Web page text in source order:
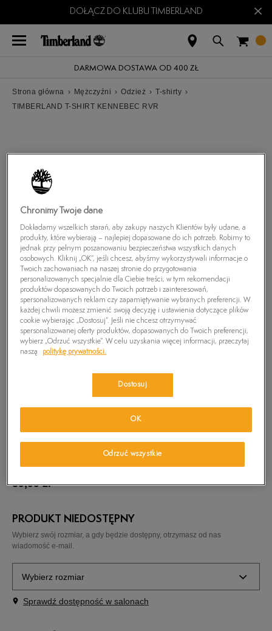
DOŁĄCZ DO KLUBU TIMBERLAND ×
DARMOWA DOSTAWA OD 400 ZŁ
Strona główna › Mężczyźni › Odzież › T-shirty ›
TIMBERLAND T-SHIRT KENNEBEC RVR
TIMBERLAND T-SHIRT KENNEBEC RVR
59,99zł
PRODUKT NIEDOSTĘPNY
Wybierz swój rozmiar, a gdy będzie dostępny, otrzymasz od nas
wiadomość e-mail.
Wybierz rozmiar
Powiadom o
Sprawdź dostępność w salonach
Chronimy Twoje dane
Dokładamy wszelkich starań, aby zakupy naszych Klientów były udane, a
produkty, które wybierają – najlepiej dopasowane do ich potrzeb. Robimy to
jednak przy pełnym poszanowaniu bezpieczeństwa wszystkich danych
osobowych. Kliknij „OK”, jeśli chcesz, abyśmy wykorzystywali informacje o
Twoich zachowaniach na naszej stronie do przygotowania
personalizowanych specjalnie dla Ciebie treści, w tym rekomendacji
produktów dopasowanych do Twoich potrzeb i zainteresowań,
spersonalizowanych reklam czy zapamiętywanie wybranych preferencji. W
każdej chwili możesz zmienić swoją decyzję i ustawienia dotyczące plików
cookie wybierając „Dostosuj”. Jeśli nie chcesz otrzymywać
spersonalizowanej oferty produktów, dopasowanych do Twoich preferencji,
wybierz „Odrzuć wszystkie”. W celu uzyskania więcej informacji, przeczytaj
naszą
politykę prywatności.
Dostosuj
Odrzuć wszystkie
OK